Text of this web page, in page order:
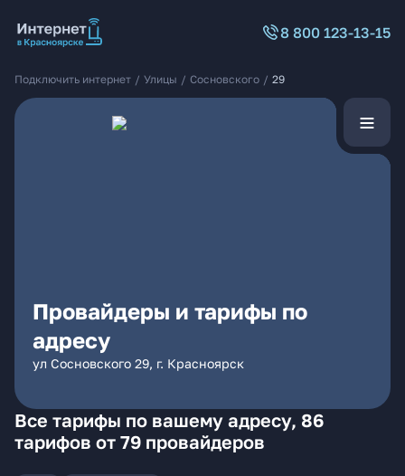
8 800 123-13-15
Подключить интернет / Улицы / Сосновского / 29
Провайдеры и тарифы по
адресу
ул Сосновского 29, г. Красноярск
Все тарифы по вашему адресу, 86
тарифов от 79 провайдеров